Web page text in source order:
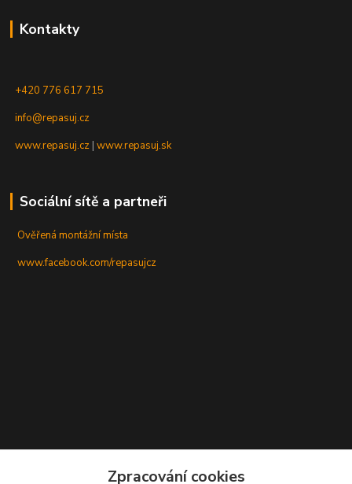
Kontakty
+420 776 617 715
info@repasuj.cz
www.repasuj.cz |www.repasuj.sk
Sociální sítě a partneři
Ověřená montážní místa
www.facebook.com/repasujcz
Zpracování cookies